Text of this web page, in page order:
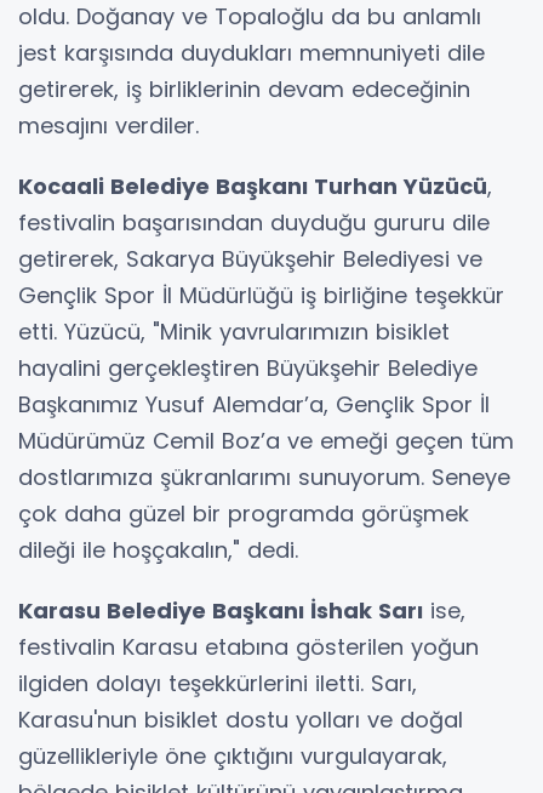
oldu. Doğanay ve Topaloğlu da bu anlamlı
jest karşısında duydukları memnuniyeti dile
getirerek, iş birliklerinin devam edeceğinin
mesajını verdiler.
Kocaali Belediye Başkanı Turhan Yüzücü,
festivalin başarısından duyduğu gururu dile
getirerek, Sakarya Büyükşehir Belediyesi ve
Gençlik Spor İl Müdürlüğü iş birliğine teşekkür
etti. Yüzücü, "Minik yavrularımızın bisiklet
hayalini gerçekleştiren Büyükşehir Belediye
Başkanımız Yusuf Alemdar’a, Gençlik Spor İl
Müdürümüz Cemil Boz’a ve emeği geçen tüm
dostlarımıza şükranlarımı sunuyorum. Seneye
çok daha güzel bir programda görüşmek
dileği ile hoşçakalın," dedi.
Karasu Belediye Başkanı İshak Sarı ise,
festivalin Karasu etabına gösterilen yoğun
ilgiden dolayı teşekkürlerini iletti. Sarı,
Karasu'nun bisiklet dostu yolları ve doğal
güzellikleriyle öne çıktığını vurgulayarak,